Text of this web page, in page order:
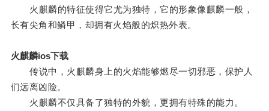
火麒麟的特征使得它尤为独特，它的形象像麒麟一般，
长有尖角和鳞甲，却拥有火焰般的炽热外表。
火麒麟ios下载
传说中，火麒麟身上的火焰能够燃尽一切邪恶，保护人
们远离凶险。
火麒麟不仅具备了独特的外貌，更拥有特殊的能力。